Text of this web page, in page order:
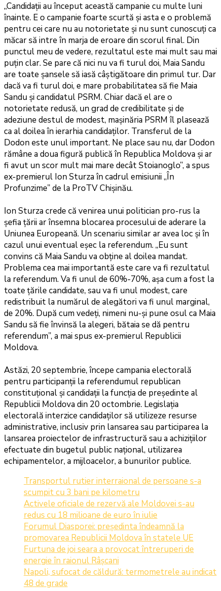
„Candidații au început această campanie cu multe luni
înainte. E o campanie foarte scurtă și asta e o problemă
pentru cei care nu au notorietate și nu sunt cunoscuți ca
măcar să intre în marja de eroare din scorul final. Din
punctul meu de vedere, rezultatul este mai mult sau mai
puțin clar. Se pare că nici nu va fi turul doi, Maia Sandu
are toate șansele să iasă câștigătoare din primul tur. Dar
dacă va fi turul doi, e mare probabilitatea să fie Maia
Sandu și candidatul PSRM. Chiar dacă el are o
notorietate redusă, un grad de credibilitate și de
adeziune destul de modest, mașinăria PSRM îl plasează
ca al doilea în ierarhia candidaților. Transferul de la
Dodon este unul important. Ne place sau nu, dar Dodon
rămâne a doua figură publică în Republica Moldova și ar
fi avut un scor mult mai mare decât Stoianoglo”, a spus
ex-premierul Ion Sturza în cadrul emisiunii „În
Profunzime” de la ProTV Chișinău.
Ion Sturza crede că venirea unui politician pro-rus la
șefia țării ar însemna blocarea procesului de aderare la
Uniunea Europeană. Un scenariu similar ar avea loc și în
cazul unui eventual eșec la referendum. „Eu sunt
convins că Maia Sandu va obține al doilea mandat.
Problema cea mai importantă este care va fi rezultatul
la referendum. Va fi unul de 60%-70%, așa cum a fost la
toate țările candidate, sau va fi unul modest, care
redistribuit la numărul de alegători va fi unul marginal,
de 20%. După cum vedeți, nimeni nu-și pune osul ca Maia
Sandu să fie învinsă la alegeri, bătaia se dă pentru
referendum”, a mai spus ex-premierul Republicii
Moldova.
Astăzi, 20 septembrie, începe campania electorală
pentru participanții la referendumul republican
constituțional și candidații la funcția de președinte al
Republicii Moldova din 20 octombrie. Legislația
electorală interzice candidaților să utilizeze resurse
administrative, inclusiv prin lansarea sau participarea la
lansarea proiectelor de infrastructură sau a achizițiilor
efectuate din bugetul public național, utilizarea
echipamentelor, a mijloacelor, a bunurilor publice.
Transportul rutier interraional de persoane s-a
scumpit cu 3 bani pe kilometru
Activele oficiale de rezervă ale Moldovei s-au
redus cu 18 milioane de euro în iulie
Forumul Diasporei: președinta îndeamnă la
promovarea Republicii Moldova în statele UE
Furtuna de joi seara a provocat întreruperi de
energie în raionul Râșcani
Napoli, sufocat de căldură: termometrele au indicat
48 de grade